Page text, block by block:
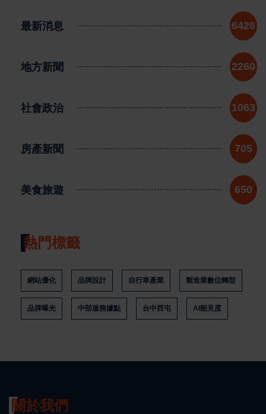
最新消息 6426
地方新聞 2260
社會政治 1063
房產新聞 705
美食旅遊 650
熱門標籤
網站優化 品牌設計 自行車產業 製造業數位轉型
品牌曝光 中部服務據點 台中西屯 AI能見度
關於我們